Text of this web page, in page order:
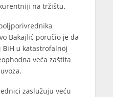
na tržištu.
Bakajlić poručio je da
u katastrofalnoj
veća zaštita
zaslužuju veću